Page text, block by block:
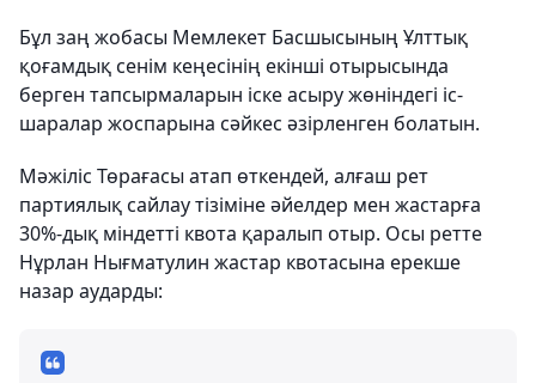
Бұл заң жобасы Мемлекет Басшысының Ұлттық
қоғамдық сенім кеңесінің екінші отырысында
берген тапсырмаларын іске асыру жөніндегі іс-
шаралар жоспарына сәйкес әзірленген болатын.
Мәжіліс Төрағасы атап өткендей, алғаш рет
партиялық сайлау тізіміне әйелдер мен жастарға
30%-дық міндетті квота қаралып отыр. Осы ретте
Нұрлан Нығматулин жастар квотасына ерекше
назар аударды: